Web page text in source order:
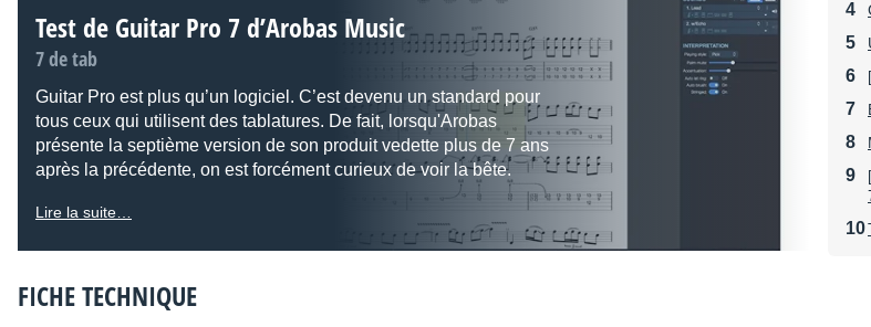
Test de Guitar Pro 7 d’Arobas Music
7 de tab
Guitar Pro est plus qu’un logiciel. C’est devenu un standard pour
tous ceux qui utilisent des tablatures. De fait, lorsqu'Arobas
présente la septième version de son produit vedette plus de 7 ans
après la précédente, on est forcément curieux de voir la bête.
Lire la suite…
FICHE TECHNIQUE